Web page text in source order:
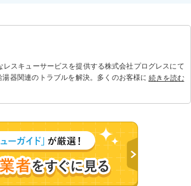
スキューサービスを提供する株式会社プログレスにて
器関連のトラブルを解決。多くのお客様に信頼される
続きを読む